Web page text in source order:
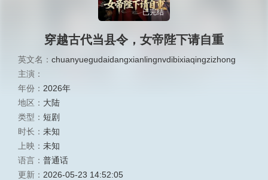
已完结
穿越古代当县令，女帝陛下请自重
英文名： chuanyuegudaidangxianlingnvdibixiaqingzizhong
主演：
年份： 2026年
地区： 大陆
类型： 短剧
时长： 未知
上映： 未知
语言： 普通话
更新： 2026-05-23 14:52:05